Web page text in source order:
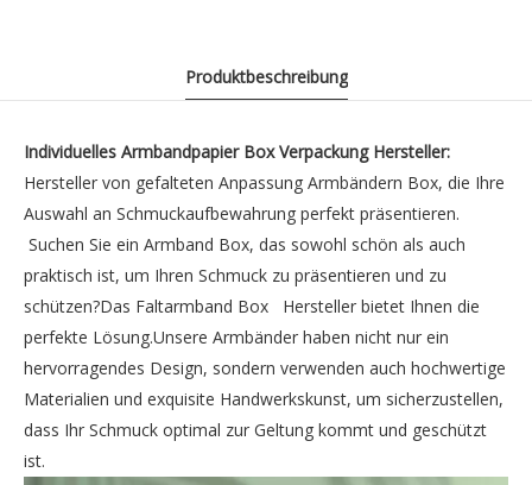
Produktbeschreibung
Individuelles Armbandpapier Box Verpackung Hersteller:
Hersteller von gefalteten Anpassung Armbändern Box, die Ihre
Auswahl an Schmuckaufbewahrung perfekt präsentieren.
Suchen Sie ein Armband Box, das sowohl schön als auch
praktisch ist, um Ihren Schmuck zu präsentieren und zu
schützen?Das Faltarmband Box Hersteller bietet Ihnen die
perfekte Lösung.Unsere Armbänder haben nicht nur ein
hervorragendes Design, sondern verwenden auch hochwertige
Materialien und exquisite Handwerkskunst, um sicherzustellen,
dass Ihr Schmuck optimal zur Geltung kommt und geschützt
ist.